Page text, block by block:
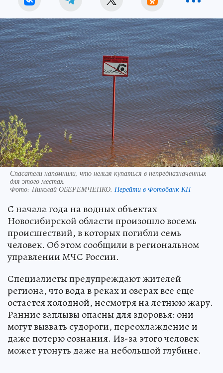
Спасатели напомнили, что нельзя купаться в непредназначенных
для этого местах.
Фото: Николай ОБЕРЕМЧЕНКО. Перейти в Фотобанк КП
С начала года на водных объектах
Новосибирской области произошло восемь
происшествий, в которых погибли семь
человек. Об этом сообщили в региональном
управлении МЧС России.
Специалисты предупреждают жителей
региона, что вода в реках и озерах все еще
остается холодной, несмотря на летнюю жару.
Ранние заплывы опасны для здоровья: они
могут вызвать судороги, переохлаждение и
даже потерю сознания. Из-за этого человек
может утонуть даже на небольшой глубине.